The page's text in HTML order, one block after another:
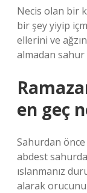
Necis olan bir
bir şey yiyip
ellerini ve
almadan
en geç
Sahurdan
abdest
ıslanmanız
alarak